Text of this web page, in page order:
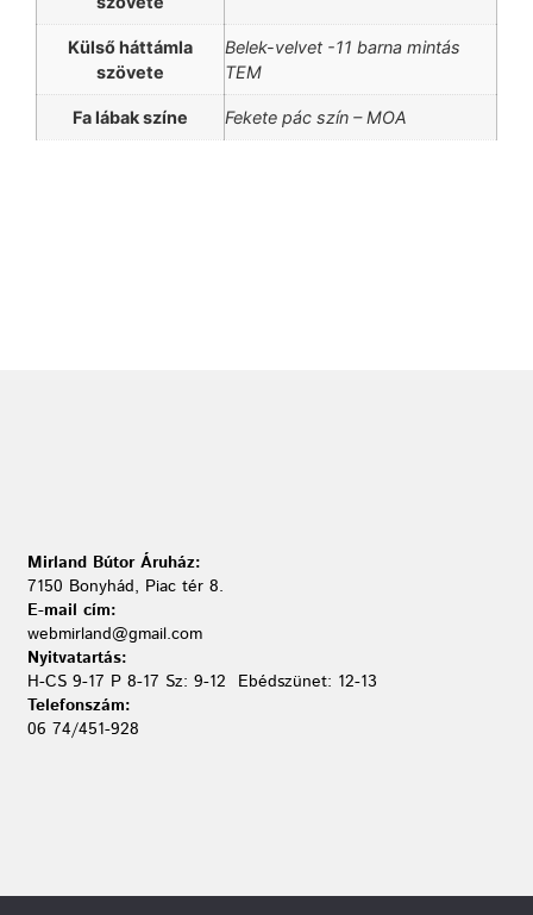
Külső háttámla
szövete
Belek-velvet -11 barna mintás
TEM
Fa lábak színe Fekete pác szín – MOA
Mirland Bútor Áruház:
7150 Bonyhád, Piac tér 8.
E-mail cím:
webmirland@gmail.com
Nyitvatartás:
H-CS 9-17 P 8-17 Sz: 9-12 Ebédszünet: 12-13
Telefonszám:
06 74/451-928